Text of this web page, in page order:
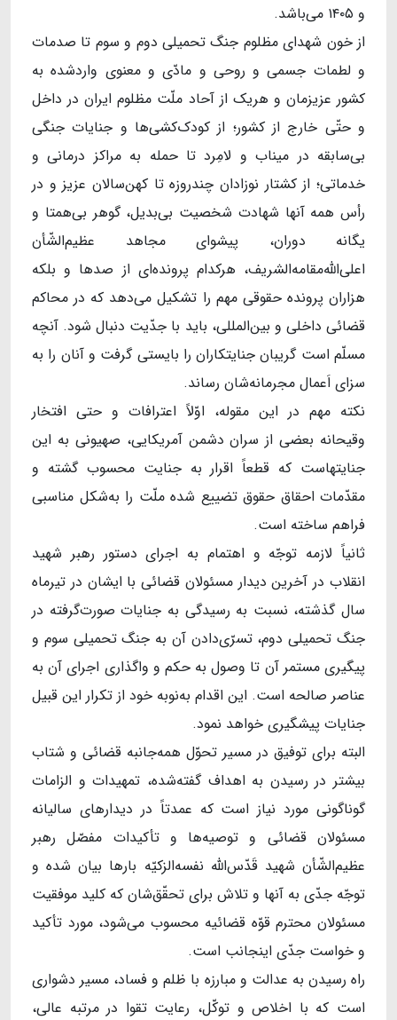
و ۱۴۰۵ می‌باشد.
از خون شهدای مظلوم جنگ تحمیلی دوم و سوم تا صدمات
و لطمات جسمی و روحی و مادّی و معنوی واردشده به
کشور عزیزمان و هریک از آحاد ملّت مظلوم ایران در داخل
و حتّی خارج از کشور؛ از کودک‌کشی‌ها و جنایات جنگی
بی‌سابقه در میناب و لامِرد تا حمله به مراکز درمانی و
خدماتی؛ از کشتار نوزادان چندروزه تا کهن‌سالان عزیز و در
رأس همه‌‌ آنها شهادت شخصیت بی‌بدیل، گوهر بی‌همتا و
یگانه دوران، پیشوای مجاهد عظیم‌الشّأن
اعلی‌الله‌مقامه‌الشریف، هرکدام پرونده‌ای از صدها و بلکه
هزاران پرونده حقوقی مهم را تشکیل می‌دهد که در محاکم
قضائی داخلی و بین‌المللی، باید با جدّیت دنبال شود. آنچه
مسلّم است گریبان جنایتکاران را بایستی گرفت و آنان را به
سزای اَعمال مجرمانه‌شان رساند.
نکته‌ مهم در این مقوله، اوّلاً اعترافات و حتی افتخار
وقیحانه‌ بعضی از سران دشمن آمریکایی، صهیونی به این
جنایتهاست که قطعاً اقرار به جنایت محسوب گشته و
مقدّمات احقاق حقوق تضییع شده‌ ملّت را به‌شکل مناسبی
فراهم ساخته است.
ثانیاً لازمه‌ توجّه و اهتمام به اجرای دستور رهبر شهید
انقلاب در آخرین دیدار مسئولان قضائی با ایشان در تیرماه
سال گذشته، نسبت به رسیدگی به جنایات صورت‌گرفته در
جنگ تحمیلی دوم، تسرّی‌دادن آن به جنگ تحمیلی سوم و
پیگیری مستمر آن تا وصول به حکم و واگذاری اجرای آن به
عناصر صالحه است. این اقدام به‌نوبه‌ خود از تکرار این قبیل
جنایات پیشگیری خواهد نمود.
البته برای توفیق در مسیر تحوّل همه‌جانبه‌ قضائی و شتاب
بیشتر در رسیدن به اهداف گفته‌شده، تمهیدات و الزامات
گوناگونی مورد نیاز است که عمدتاً در دیدارهای سالیانه‌
مسئولان قضائی و توصیه‌ها و تأکیدات مفصّل رهبر
عظیم‌الشّأن شهید قَدّس‌الله نفسه‌الزکیّه بارها بیان شده و
توجّه جدّی به آنها و تلاش برای تحقّق‌شان که کلید موفقیت
مسئولان محترم قوّه‌ قضائیه محسوب می‌شود، مورد تأکید
و خواست جدّی اینجانب است.
راه رسیدن به عدالت و مبارزه با ظلم و فساد، مسیر دشواری
است که با اخلاص و توکّل، رعایت تقوا در مرتبه‌ عالی،